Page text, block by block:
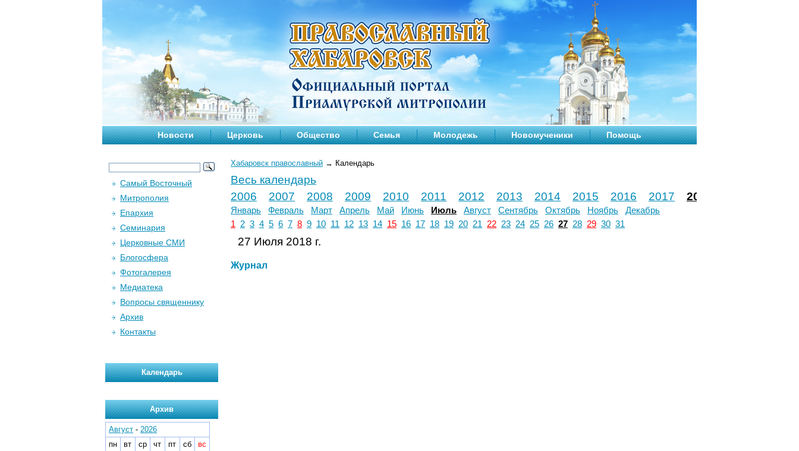
Новости Церковь Общество Семья Молодежь Новомученики Помощь
Хабаровск православный → Календарь
Весь календарь
2006
2007 2008 2009 2010 2011 2012 2013 2014 2015 2016 2017 2018
Январь Февраль Март Апрель Май Июнь Июль Август Сентябрь Октябрь Ноябрь
Декабрь
1
2 3 4 5 6 7 8 9 10 11 12 13 14 15 16 17 18 19 20 21 22 23 24 25 26 27 28 29 30 31
27 Июля 2018 г.
Журнал
Самый Восточный
Митрополия
Епархия
Семинария
Церковные СМИ
Блогосфера
Фотогалерея
Медиатека
Вопросы священнику
Архив
Контакты
Календарь
Архив
Август - 2026
пн
вт ср чт пт сб
вс